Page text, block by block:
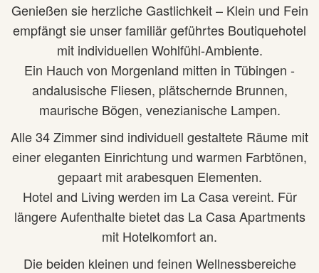
Genießen sie herzliche Gastlichkeit – Klein und Fein
empfängt sie unser familiär geführtes Boutiquehotel
mit individuellen Wohlfühl-Ambiente.
Ein Hauch von Morgenland mitten in Tübingen -
andalusische Fliesen, plätschernde Brunnen,
maurische Bögen, venezianische Lampen.
Alle 34 Zimmer sind individuell gestaltete Räume mit
einer eleganten Einrichtung und warmen Farbtönen,
gepaart mit arabesquen Elementen.
Hotel and Living werden im La Casa vereint. Für
längere Aufenthalte bietet das La Casa Apartments
mit Hotelkomfort an.
Die beiden kleinen und feinen Wellnessbereiche